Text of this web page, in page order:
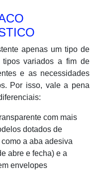
apenas um tipo de
tipos variados a fim de
e as necessidades
Por isso, vale a pena
com mais
dotados de
a aba adesiva
abre e fecha) e a
envelopes